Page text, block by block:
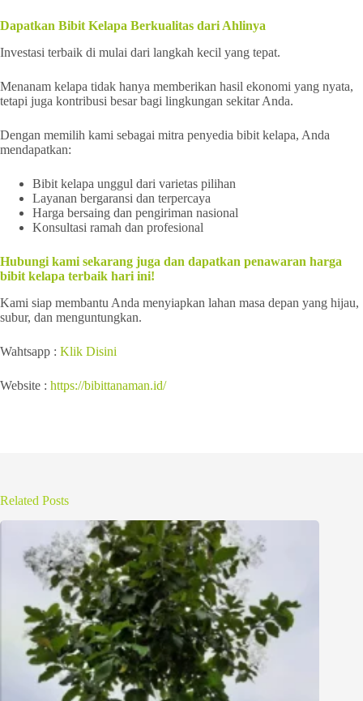
Dapatkan Bibit Kelapa Berkualitas dari Ahlinya
Investasi terbaik di mulai dari langkah kecil yang tepat.
Menanam kelapa tidak hanya memberikan hasil ekonomi yang nyata,
tetapi juga kontribusi besar bagi lingkungan sekitar Anda.
Dengan memilih kami sebagai mitra penyedia bibit kelapa, Anda
mendapatkan:
Bibit kelapa unggul dari varietas pilihan
Layanan bergaransi dan terpercaya
Harga bersaing dan pengiriman nasional
Konsultasi ramah dan profesional
Hubungi kami sekarang juga dan dapatkan penawaran harga
bibit kelapa terbaik hari ini!
Kami siap membantu Anda menyiapkan lahan masa depan yang hijau,
subur, dan menguntungkan.
Wahtsapp : Klik Disini
Website : https://bibittanaman.id/
Related Posts